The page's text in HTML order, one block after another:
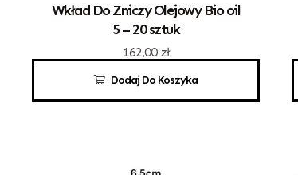
Dodaj Do Koszyka
Wkład Do Zniczy Olejowy Bio oil
5 – 20 sztuk
162,00 zł